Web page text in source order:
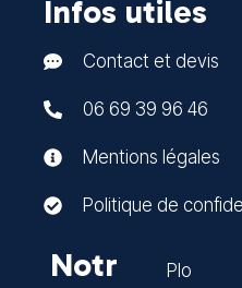
Infos utiles
Contact et devis
06 69 39 96 46
Mentions légales
Politique de
Notr
Plo